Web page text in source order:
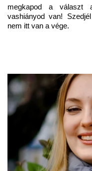
megkapod a választ
vashiányod van!
nem itt van a vége.